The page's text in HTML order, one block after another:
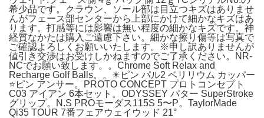
希少品です。クラウン、ソール部は目立つキズはありませ
んがフェース部センターから上部にかけて細かなキズはあ
ります。打感等には影響は無い程度の細かなキズです。神
経質なかたは購入ご遠慮下さい。細かな擦り傷等は写真で
ご確認よろしくお願いいたします。※申し訳ありませんが
値引き交渉はお受けしかねますのでご了承ください。NR-
NCでお願い致します。。Chrome Soft Relax and
Recharge Golf Balls。。✴️ピン パル2 ベリリウム カッパー
⭐ピン アンサー。PROTO CONCEPT プロトコンセプト
C03 アイアン 6本セット。ODYSSEY パター SuperStroke
グリップ。N.S PROモーダス115S 5〜P。TaylorMade
Qi35 TOUR 7番フェアウェイウッド 21°